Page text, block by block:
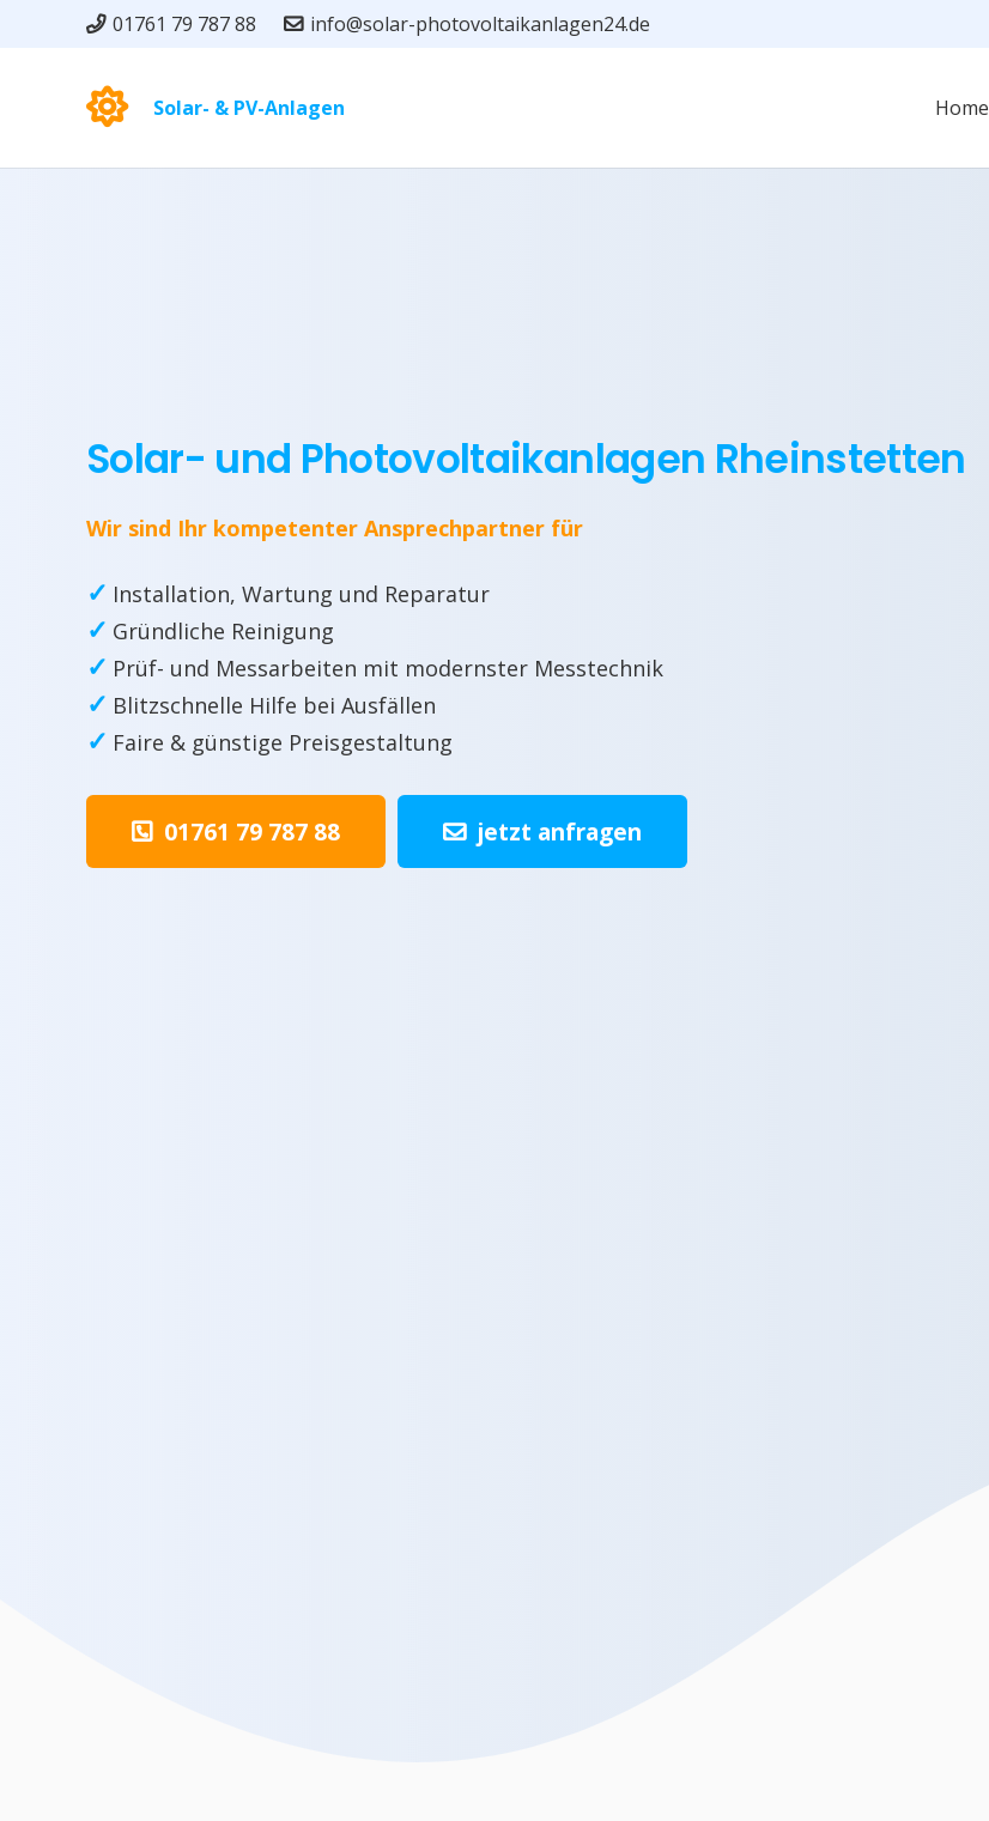
01761 79 787 88 info@solar-photovoltaikanlagen24.de
Solar- & PV-Anlagen Home
Solar- und Photovoltaikanlagen Rheinstetten
Wir sind Ihr kompetenter Ansprechpartner für
✓ Installation, Wartung und Reparatur
✓ Gründliche Reinigung
✓ Prüf- und Messarbeiten mit modernster Messtechnik
✓ Blitzschnelle Hilfe bei Ausfällen
✓ Faire & günstige Preisgestaltung
01761 79 787 88 jetzt anfragen